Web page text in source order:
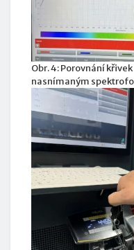
Obr. 4: Porovnání
nasnímaným